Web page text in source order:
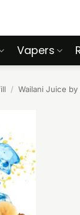
Vapers
/ Wailani Juice by